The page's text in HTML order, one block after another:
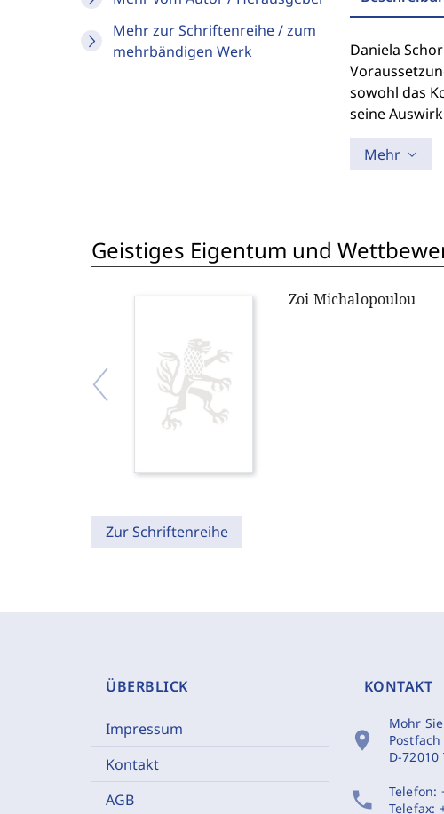
Mehr zur Schriftenreihe / zum
mehrbändigen Werk
Daniela
sowohl das
seine
Mehr
Geistiges Eigentum und
Zoi Michalopoulou
Zur Schriftenreihe
ÜBERBLICK
Impressum
Kontakt
AGB
KONTAKT
location_on
Mohr
D-
phone Telefon:
Telefax: